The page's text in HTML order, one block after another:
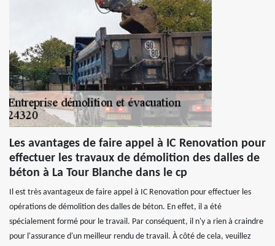
Les avantages de faire appel à IC Renovation pour
effectuer les travaux de démolition des dalles de
béton à La Tour Blanche dans le cp
Il est très avantageux de faire appel à IC Renovation pour effectuer les
opérations de démolition des dalles de béton. En effet, il a été
spécialement formé pour le travail. Par conséquent, il n'y a rien à craindre
pour l'assurance d'un meilleur rendu de travail. À côté de cela, veuillez